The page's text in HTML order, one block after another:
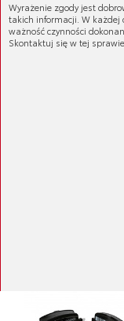
Klocki
Wyrażenie zgody jest
takich informacji. W każdej
ważność czynności
Skontaktuj się w tej